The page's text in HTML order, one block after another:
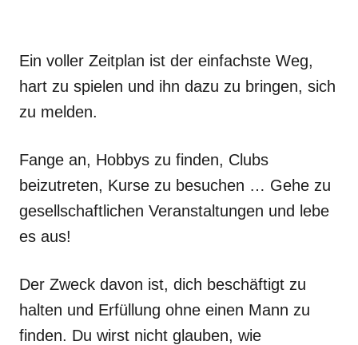
Ein voller Zeitplan ist der einfachste Weg,
hart zu spielen und ihn dazu zu bringen, sich
zu melden.
Fange an, Hobbys zu finden, Clubs
beizutreten, Kurse zu besuchen … Gehe zu
gesellschaftlichen Veranstaltungen und lebe
es aus!
Der Zweck davon ist, dich beschäftigt zu
halten und Erfüllung ohne einen Mann zu
finden. Du wirst nicht glauben, wie